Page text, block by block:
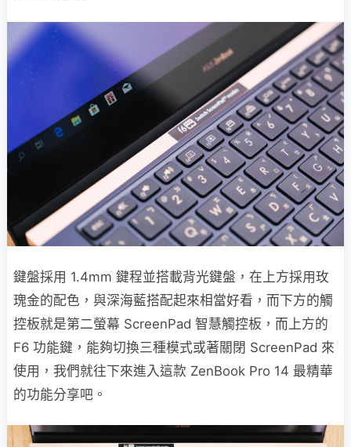
鍵盤採用 1.4mm 鍵程並搭載背光鍵盤，在上方採用玫
瑰金的配色，與深海藍搭配起來相當好看，而下方的觸
控板就是第二螢幕 ScreenPad 智慧觸控板，而上方的
F6 功能鍵，能夠切換三種模式或著關閉 ScreenPad 來
使用，我們就往下來進入這款 ZenBook Pro 14 最精華
的功能分享吧。